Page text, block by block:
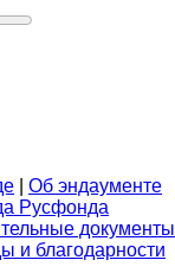
Об эндаументе
Русфонда
документы
и благодарности